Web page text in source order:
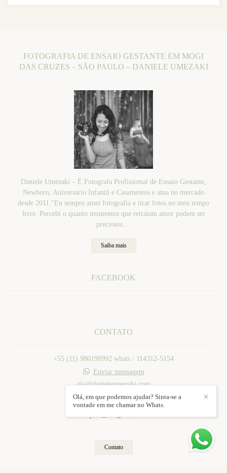
FOTOGRAFIA DE ENSAIO GESTANTE EM MOGI
DAS CRUZES – SÃO PAULO – DANIELE UMEZAKI
Daniele Umezaki – É Fotografa Profissional de Ensaio Gestante,
Newborn, Aniversário Infantil e Casamentos e atua no mercado
desde 2011."Eu sempre amei fotografia e tirar fotos no meu tempo
livre. Percebi o quanto momentos que retratam amor podem ser
preciosos....
Saiba mais
FACEBOOK
CONTATO
+55 (11) 980198992 whats / 114312-5154
Enviar mensagem
ola@danieleumezaki.com
Mogi das Cruzes / SP
Contato
✕
Olá, em que podemos ajudar? Sinta-se a
vontade em me chamar no Whats.